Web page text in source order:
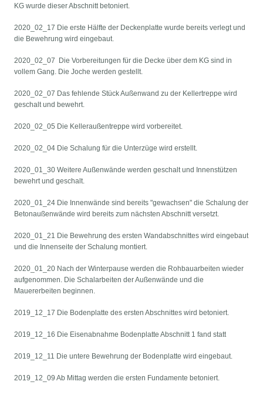
KG wurde dieser Abschnitt betoniert.
2020_02_17 Die erste Hälfte der Deckenplatte wurde bereits verlegt und
die Bewehrung wird eingebaut.
2020_02_07 Die Vorbereitungen für die Decke über dem KG sind in
vollem Gang. Die Joche werden gestellt.
2020_02_07 Das fehlende Stück Außenwand zu der Kellertreppe wird
geschalt und bewehrt.
2020_02_05 Die Kelleraußentreppe wird vorbereitet.
2020_02_04 Die Schalung für die Unterzüge wird erstellt.
2020_01_30 Weitere Außenwände werden geschalt und Innenstützen
bewehrt und geschalt.
2020_01_24 Die Innenwände sind bereits "gewachsen" die Schalung der
Betonaußenwände wird bereits zum nächsten Abschnitt versetzt.
2020_01_21 Die Bewehrung des ersten Wandabschnittes wird eingebaut
und die Innenseite der Schalung montiert.
2020_01_20 Nach der Winterpause werden die Rohbauarbeiten wieder
aufgenommen. Die Schalarbeiten der Außenwände und die
Mauererbeiten beginnen.
2019_12_17 Die Bodenplatte des ersten Abschnittes wird betoniert.
2019_12_16 Die Eisenabnahme Bodenplatte Abschnitt 1 fand statt
2019_12_11 Die untere Bewehrung der Bodenplatte wird eingebaut.
2019_12_09 Ab Mittag werden die ersten Fundamente betoniert.